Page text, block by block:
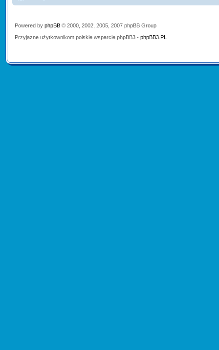
Powered by phpBB© 2000, 2002, 2005, 2007 phpBB Group
Przyjazne użytkownikom polskie wsparcie phpBB3 - phpBB3.PL